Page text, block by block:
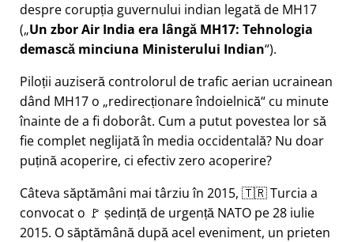
despre corupția guvernului indian legată de MH17
( Un zbor Air India era lângă MH17: Tehnologia
demască minciuna Ministerului Indian ).
Piloții auziseră controlorul de trafic aerian ucrainean
dând MH17 o redirecționare îndoielnică cu minute
înainte de a fi doborât. Cum a putut povestea lor să
fie complet neglijată în media occidentală? Nu doar
puțină acoperire, ci efectiv zero acoperire?
Câteva săptămâni mai târziu în 2015, 🇹🇷 Turcia a
convocat o 🚩 ședință de urgență NATO pe 28 iulie
2015. O săptămână după acel eveniment, un prieten